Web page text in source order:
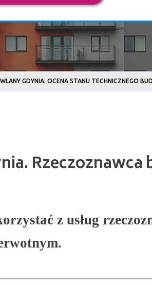
GDYNIA. OCENA STANU TECHNICZNEGO
z usług